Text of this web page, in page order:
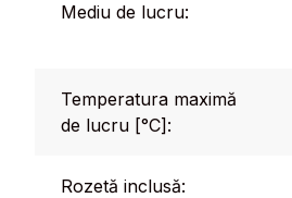
Mediu de lucru:
Temperatura maximă
de lucru [°C]:
Rozetă inclusă: